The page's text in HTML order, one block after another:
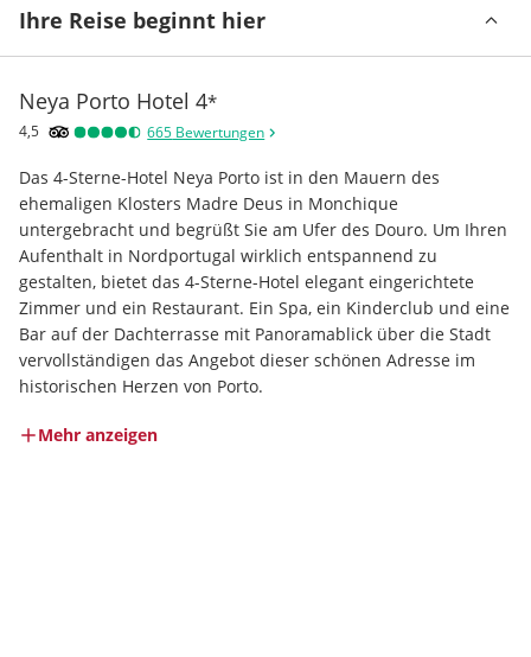
Ihre Reise beginnt hier
Neya Porto Hotel 4*
4,5 665 Bewertungen
Das 4-Sterne-Hotel Neya Porto ist in den Mauern des
ehemaligen Klosters Madre Deus in Monchique
untergebracht und begrüßt Sie am Ufer des Douro. Um Ihren
Aufenthalt in Nordportugal wirklich entspannend zu
gestalten, bietet das 4-Sterne-Hotel elegant eingerichtete
Zimmer und ein Restaurant. Ein Spa, ein Kinderclub und eine
Bar auf der Dachterrasse mit Panoramablick über die Stadt
vervollständigen das Angebot dieser schönen Adresse im
historischen Herzen von Porto.
Mehr anzeigen